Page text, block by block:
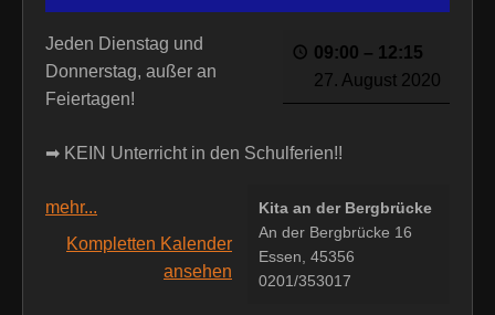
09:00 – 12:15
27. August 2020
Jeden Dienstag und
Donnerstag, außer an
Feiertagen!
➡ KEIN Unterricht in den Schulferien!!
Kita an der Bergbrücke
An der Bergbrücke 16
Essen 45356
0201/353017
mehr...
Kompletten Kalender
ansehen